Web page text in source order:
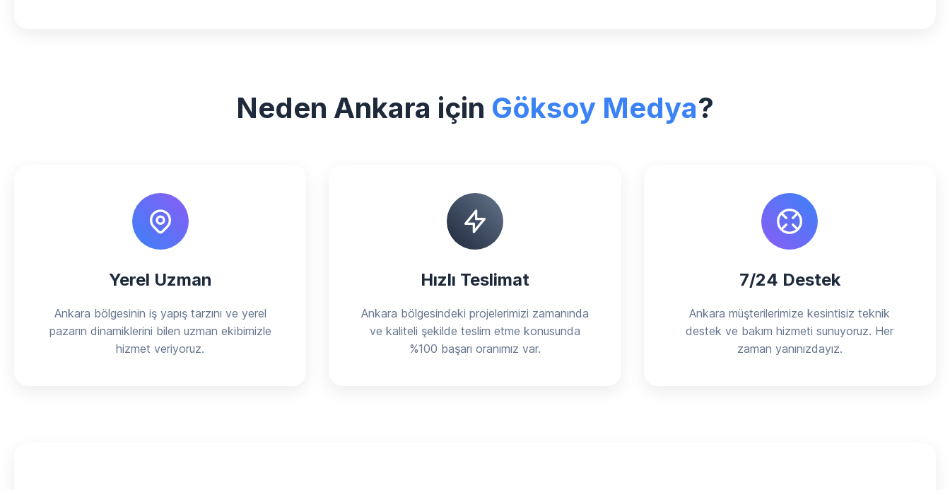
Neden Ankara için Göksoy Medya?
Yerel Uzman
Ankara bölgesinin iş yapış tarzını ve yerel
pazarın dinamiklerini bilen uzman ekibimizle
hizmet veriyoruz.
Hızlı Teslimat
Ankara bölgesindeki projelerimizi zamanında
ve kaliteli şekilde teslim etme konusunda
%100 başarı oranımız var.
7/24 Destek
Ankara müşterilerimize kesintisiz teknik
destek ve bakım hizmeti sunuyoruz. Her
zaman yanınızdayız.